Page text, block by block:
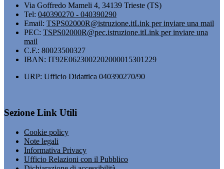
Via Goffredo Mameli 4, 34139 Trieste (TS)
Tel: 040390270 - 040390290
Email: TSPS02000R@istruzione.itLink per inviare una mail
PEC: TSPS02000R@pec.istruzione.itLink per inviare una
mail
C.F.: 80023500327
IBAN: IT92E0623002202000015301229
URP: Ufficio Didattica 040390270/90
Sezione Link Utili
Cookie policy
Note legali
Informativa Privacy
Ufficio Relazioni con il Pubblico